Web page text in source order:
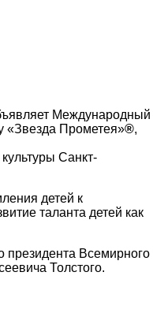
Международный
«Звезда Прометея»®,
Санкт-
детей к
таланта детей как
президента Всемирного
Толстого.